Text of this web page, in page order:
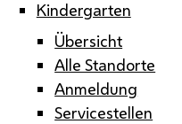
Kindergarten
Übersicht
Alle Standorte
Anmeldung
Servicestellen